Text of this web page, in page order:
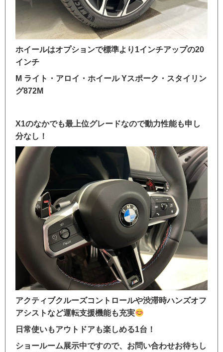
ホイールはオプションで標準より1インチアップの20
インチ
M ライト・アロイ・ホイール Yスポーク・スタイリン
グ872M
X1のなかでも最上位グレードなので動力性能も申し
分なし！
アクティブクルーズコントロールや渋滞時ハンズオフ
アシストなど運転支援機能も充実
日常使いもアウトドアも楽しめる1台！
ショールーム展示中ですので、お問い合わせお待ちし